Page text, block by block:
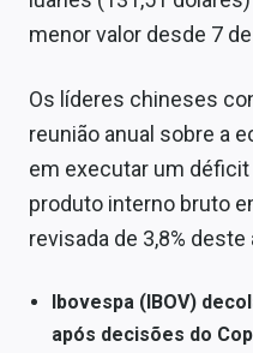
Contato
menor valor desde 7
Os líderes chineses
reunião anual sobre a
em executar um
produto interno bruto
revisada de 3,8%
Ibovespa (IBOV)
após decisões do